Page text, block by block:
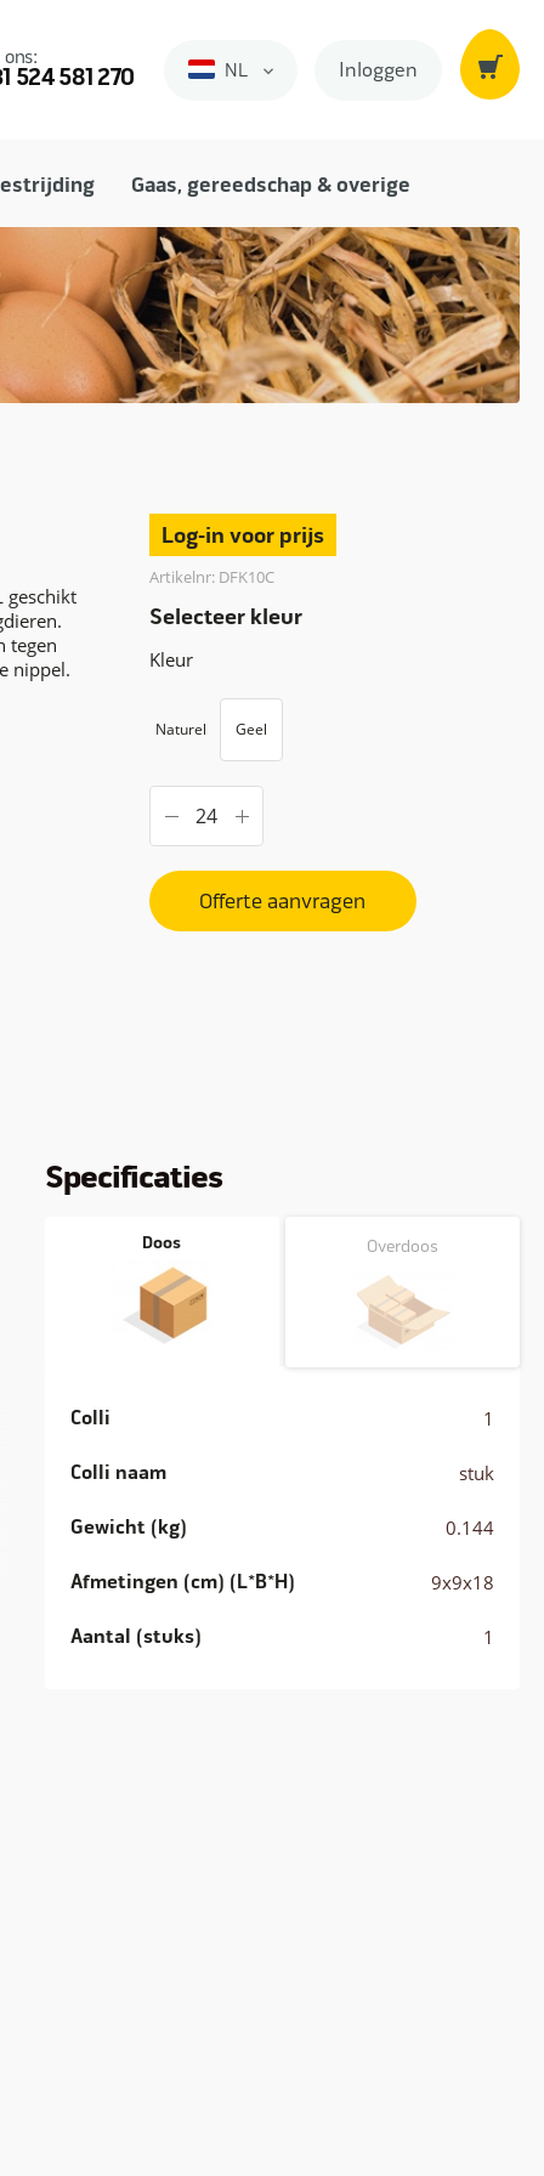
ons:
524 581 270 Nederlands
NL Inloggen
Gaas, gereedschap & overige
geschikt
tegen
nippel.
Log-in voor prijs
Artikelnr: DFK10C
Selecteer kleur
Kleur
Naturel Geel
Offerte aanvragen
Specificaties
Doos Overdoos
Colli 1
Colli naam stuk
Gewicht (kg) 0.144
Afmetingen (cm) (L*B*H) 9x9x18
Aantal (stuks) 1